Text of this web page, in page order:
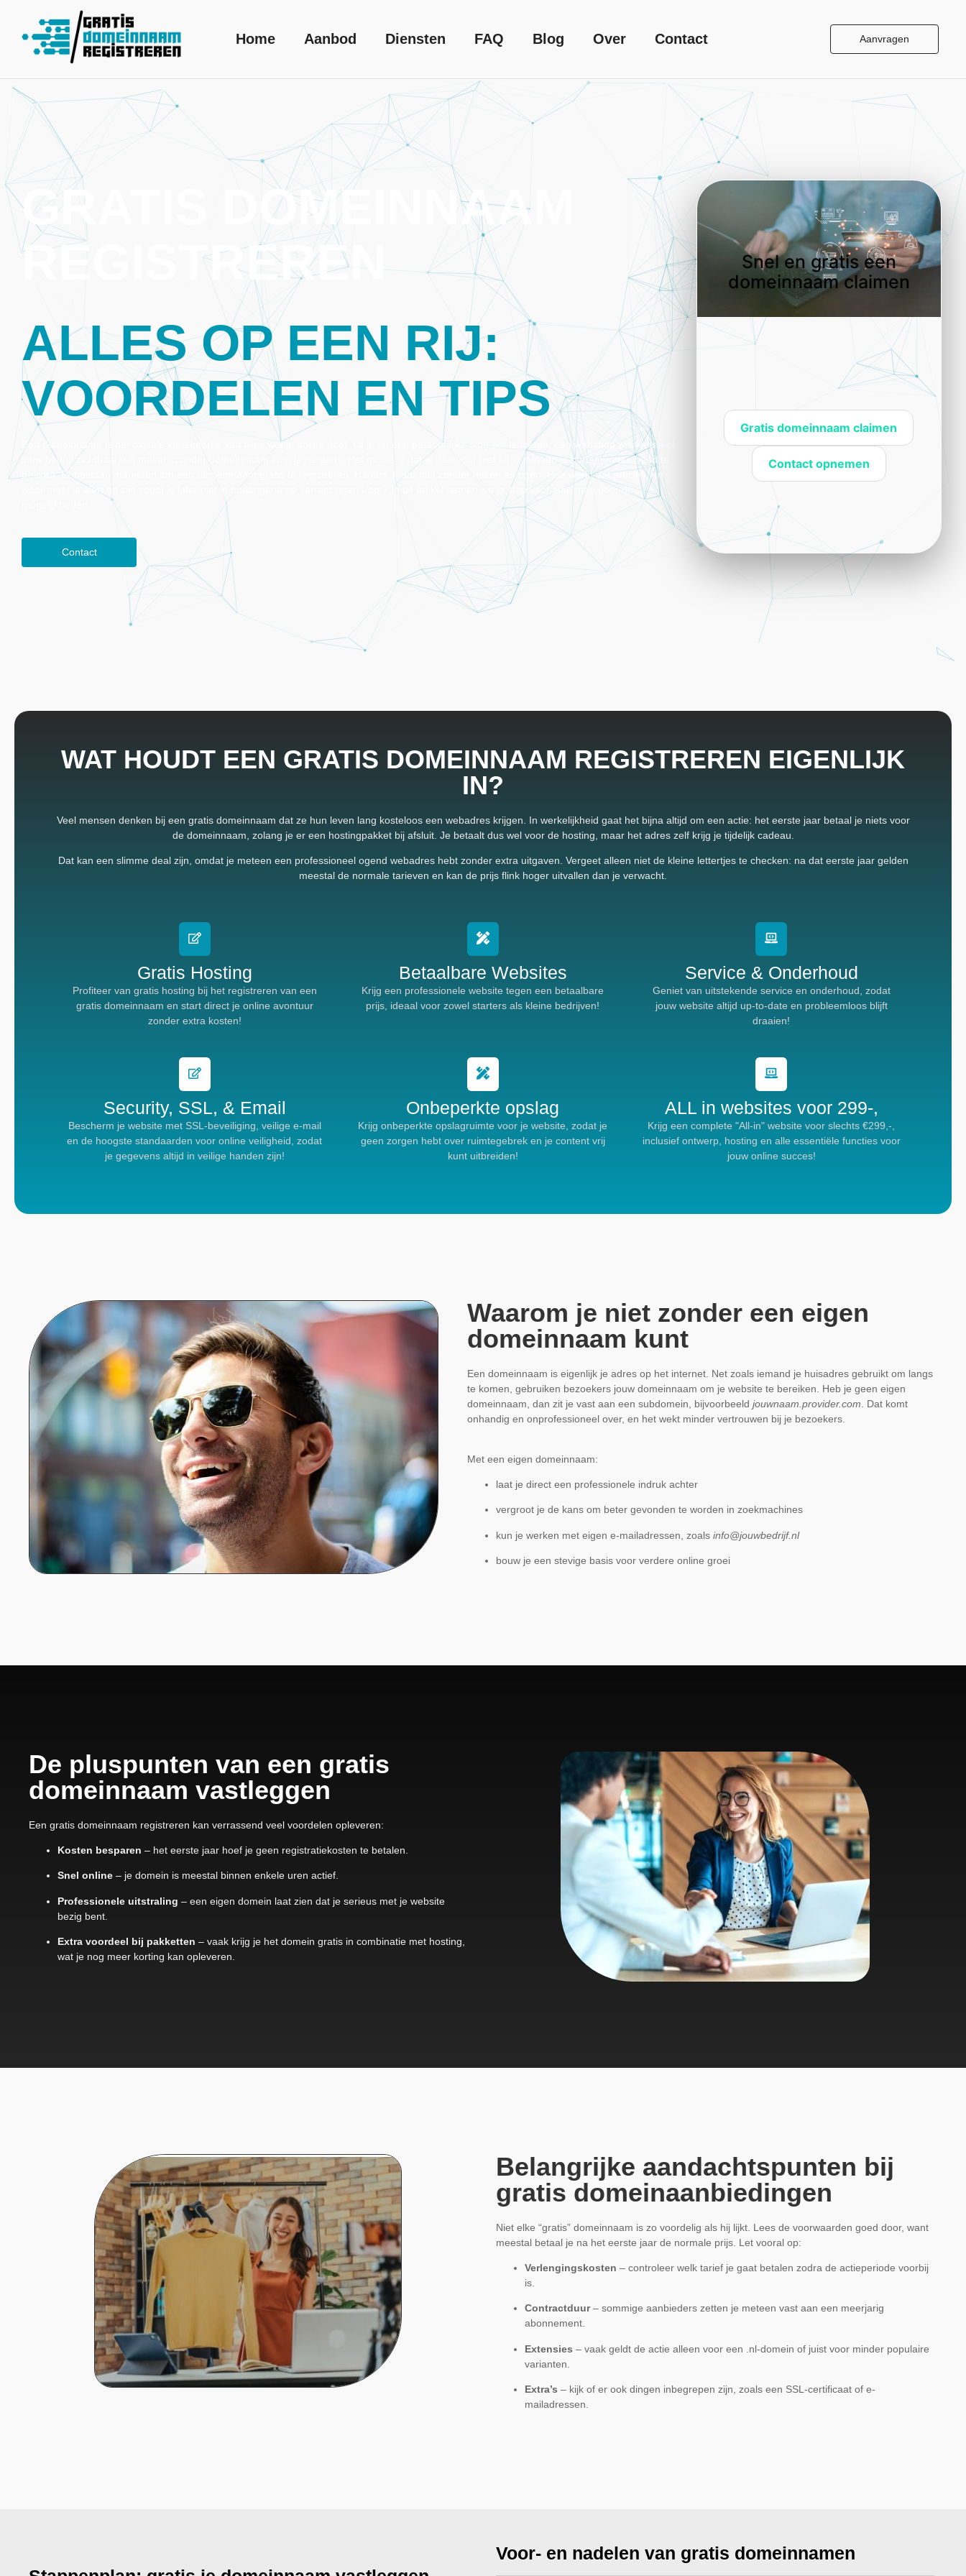
Home Aanbod Diensten FAQ Blog Over Contact Aanvragen
GRATIS DOMEINNAAM
REGISTREREN
ALLES OP EEN RIJ:
VOORDELEN EN TIPS
Een domeinnaam is het digitale visitekaartje van alles wat je online doet. Of je nu een persoonlijke blog wilt lanceren, een webshop wilt testen of
jouw bedrijf zichtbaar wilt maken: zonder domeinnaam kom je nergens. Het mooie is dat je daarvoor niet altijd meteen je portemonnee hoeft te
trekken. Er bestaan manieren om een domeinnaam gratis te registreren. Handig, maar niet zonder haken en ogen. Hoe werkt dat precies, en
waar moet je alert op zijn zodat je later niet in onaangename verrassingen trapt? In dit artikel nemen we je stap voor stap mee door de
Contact
Snel en gratis een
domeinnaam claimen
Gratis domeinnaam claimen
Contact opnemen
WAT HOUDT EEN GRATIS DOMEINNAAM REGISTREREN EIGENLIJK
IN?
Veel mensen denken bij een gratis domeinnaam dat ze hun leven lang kosteloos een webadres krijgen. In werkelijkheid gaat het bijna altijd om een actie: het eerste jaar betaal je niets voor
de domeinnaam, zolang je er een hostingpakket bij afsluit. Je betaalt dus wel voor de hosting, maar het adres zelf krijg je tijdelijk cadeau.
Dat kan een slimme deal zijn, omdat je meteen een professioneel ogend webadres hebt zonder extra uitgaven. Vergeet alleen niet de kleine lettertjes te checken: na dat eerste jaar gelden
meestal de normale tarieven en kan de prijs flink hoger uitvallen dan je verwacht.
Gratis Hosting
Profiteer van gratis hosting bij het registreren van een
gratis domeinnaam en start direct je online avontuur
zonder extra kosten!
Betaalbare Websites
Krijg een professionele website tegen een betaalbare
prijs, ideaal voor zowel starters als kleine bedrijven!
Service & Onderhoud
Geniet van uitstekende service en onderhoud, zodat
jouw website altijd up-to-date en probleemloos blijft
draaien!
Security, SSL, & Email
Bescherm je website met SSL-beveiliging, veilige e-mail
en de hoogste standaarden voor online veiligheid, zodat
je gegevens altijd in veilige handen zijn!
Onbeperkte opslag
Krijg onbeperkte opslagruimte voor je website, zodat je
geen zorgen hebt over ruimtegebrek en je content vrij
kunt uitbreiden!
ALL in websites voor 299-,
Krijg een complete "All-in" website voor slechts €299,-,
inclusief ontwerp, hosting en alle essentiële functies voor
jouw online succes!
Waarom je niet zonder een eigen
domeinnaam kunt
Een domeinnaam is eigenlijk je adres op het internet. Net zoals iemand je huisadres gebruikt om langs
te komen, gebruiken bezoekers jouw domeinnaam om je website te bereiken. Heb je geen eigen
domeinnaam, dan zit je vast aan een subdomein, bijvoorbeeldjouwnaam.provider.com. Dat komt
onhandig en onprofessioneel over, en het wekt minder vertrouwen bij je bezoekers.
Met een eigen domeinnaam:
laat je direct een professionele indruk achter
vergroot je de kans om beter gevonden te worden in zoekmachines
kun je werken met eigen e-mailadressen, zoalsinfo@jouwbedrijf.nl
bouw je een stevige basis voor verdere online groei
De pluspunten van een gratis
domeinnaam vastleggen
Een gratis domeinnaam registreren kan verrassend veel voordelen opleveren:
Kosten besparen – het eerste jaar hoef je geen registratiekosten te betalen.
Snel online – je domein is meestal binnen enkele uren actief.
Professionele uitstraling – een eigen domein laat zien dat je serieus met je website
bezig bent.
Extra voordeel bij pakketten – vaak krijg je het domein gratis in combinatie met hosting,
wat je nog meer korting kan opleveren.
Belangrijke aandachtspunten bij
gratis domeinaanbiedingen
Niet elke “gratis” domeinnaam is zo voordelig als hij lijkt. Lees de voorwaarden goed door, want
meestal betaal je na het eerste jaar de normale prijs. Let vooral op:
Verlengingskosten – controleer welk tarief je gaat betalen zodra de actieperiode voorbij
is.
Contractduur– sommige aanbieders zetten je meteen vast aan een meerjarig
abonnement.
Extensies – vaak geldt de actie alleen voor een .nl-domein of juist voor minder populaire
varianten.
Extra’s – kijk of er ook dingen inbegrepen zijn, zoals een SSL-certificaat of e-
mailadressen.
Voor- en nadelen van gratis domeinnamen